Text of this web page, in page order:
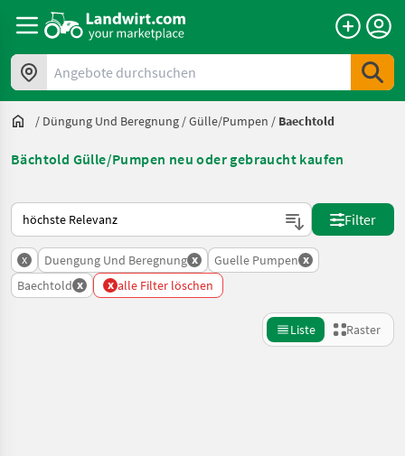
Angebote durchsuchen
/ Düngung Und Beregnung /Gülle/Pumpen / Baechtold
Bächtold Gülle/Pumpen neu oder gebraucht kaufen
So wird auf Landwirt.com sortiert
Filter
x Duengung Und Beregnung x Guelle Pumpen x
Baechtold x x alle Filter löschen
Liste Raster